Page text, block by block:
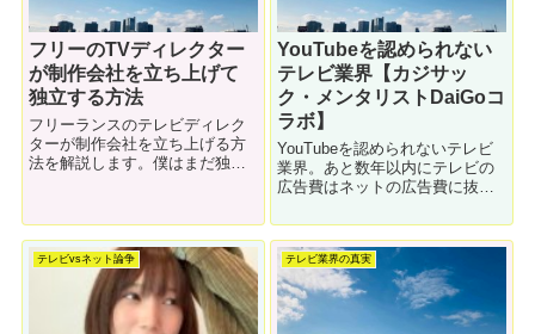
フリーのTVディレクター
が制作会社を立ち上げて
独立する方法
フリーランスのテレビディレク
ターが制作会社を立ち上げる方
法を解説します。僕はまだ独り
ます。まずは仲間を５人集めま
しょう。
YouTubeを認められない
テレビ業界【カジサッ
ク・メンタリストDaiGoコ
ラボ】
YouTubeを認められないテレビ
業界。あと数年以内にテレビの
広告費はネットの広告費に抜か
見ないようになっていきます。
そんな現実をテレビはどう受け
止めているのか？テレビディレ
クターが正直に解説します。
テレビvsネット論争 テレビ業界の真実